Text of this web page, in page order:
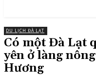
DU LỊCH ĐÀ LẠT
Có một Đà Lạt
yên ở làng
Hương